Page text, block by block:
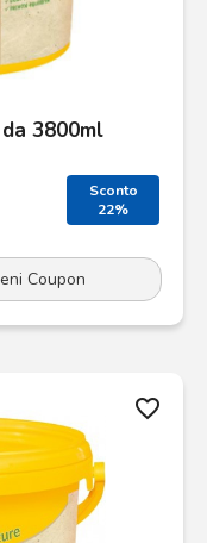
3800ml
Sconto
22%
Coupon
favorite_border